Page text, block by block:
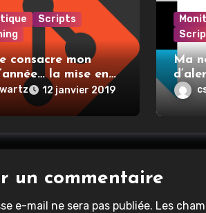
Scripts
consacre mon
la mise en
l’utilisation de git
12 janvier 2019
Ma
un commentaire
e-mail ne sera pas publiée. Les